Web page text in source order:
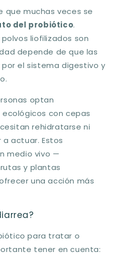
que muchas veces se
del probiótico.
liofilizados son
depende de que las
el sistema digestivo y
optan
ecológicos con cepas
rehidratarse ni
actuar. Estos
medio vivo —
y plantas
una acción más
para tratar o
tener en cuenta: